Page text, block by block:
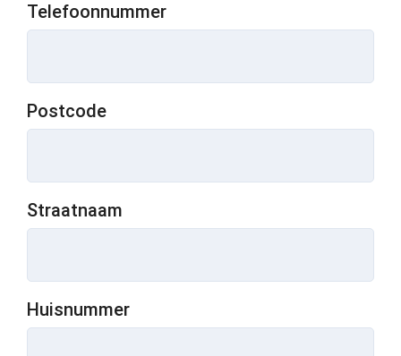
Telefoonnummer
Postcode
Straatnaam
Huisnummer